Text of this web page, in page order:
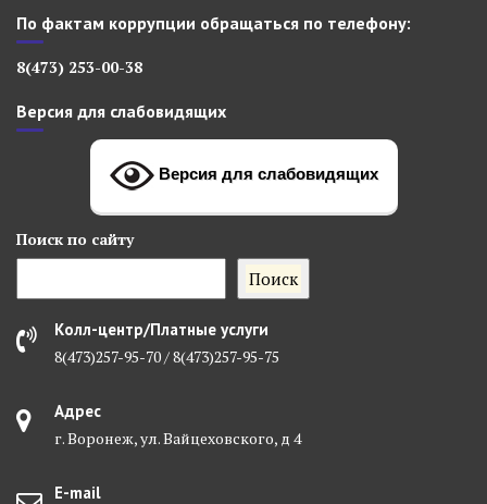
По фактам коррупции обращаться по телефону:
8(473) 253-00-38
Версия для слабовидящих
Версия для слабовидящих
Поиск по сайту
Поиск
Колл-центр/Платные услуги
8(473)257-95-70 / 8(473)257-95-75
Адрес
г. Воронеж, ул. Вайцеховского, д 4
E-mail